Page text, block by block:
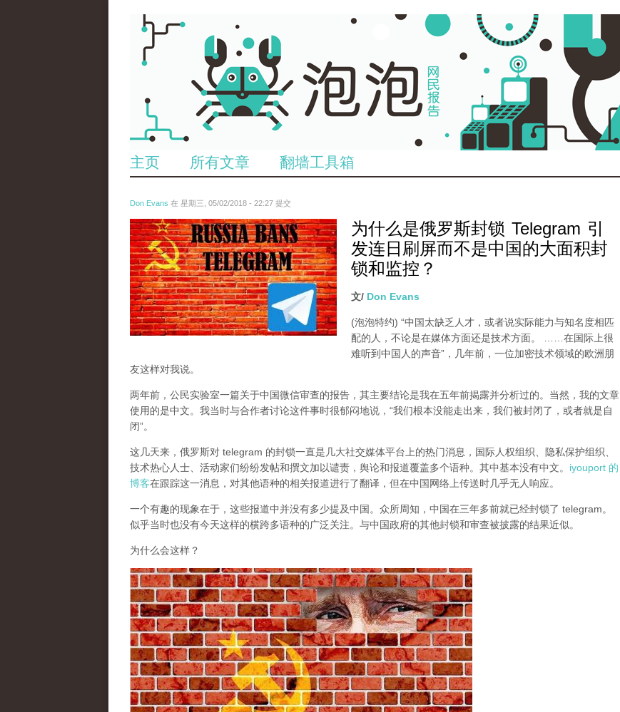
主页 所有文章 翻墙工具箱
Don Evans 在 星期三, 05/02/2018 - 22:27 提交
tou_.jpeg
为什么是俄罗斯封锁 Telegram 引
发连日刷屏而不是中国的大面积封
锁和监控？
文/ Don Evans
(泡泡特约) “中国太缺乏人才，或者说实际能力与知名度相匹
配的人，不论是在媒体方面还是技术方面。 ……在国际上很
难听到中国人的声音”，几年前，一位加密技术领域的欧洲朋
友这样对我说。
两年前，公民实验室一篇关于中国微信审查的报告，其主要结论是我在五年前揭露并分析过的。当然，我的文章
使用的是中文。我当时与合作者讨论这件事时很郁闷地说，“我们根本没能走出来，我们被封闭了，或者就是自
闭”。
这几天来，俄罗斯对 telegram 的封锁一直是几大社交媒体平台上的热门消息，国际人权组织、隐私保护组织、
技术热心人士、活动家们纷纷发帖和撰文加以谴责，舆论和报道覆盖多个语种。其中基本没有中文。 iyouport 的
博客在跟踪这一消息，对其他语种的相关报道进行了翻译，但在中国网络上传送时几乎无人响应。
一个有趣的现象在于，这些报道中并没有多少提及中国。众所周知，中国在三年多前就已经封锁了 telegram。
似乎当时也没有今天这样的横跨多语种的广泛关注。与中国政府的其他封锁和审查被披露的结果近似。
为什么会这样？